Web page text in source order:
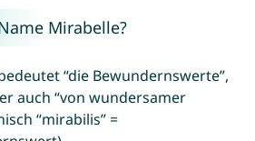
Mirabelle?
“die Bewundernswerte”,
auch “von wundersamer
“mirabilis” =